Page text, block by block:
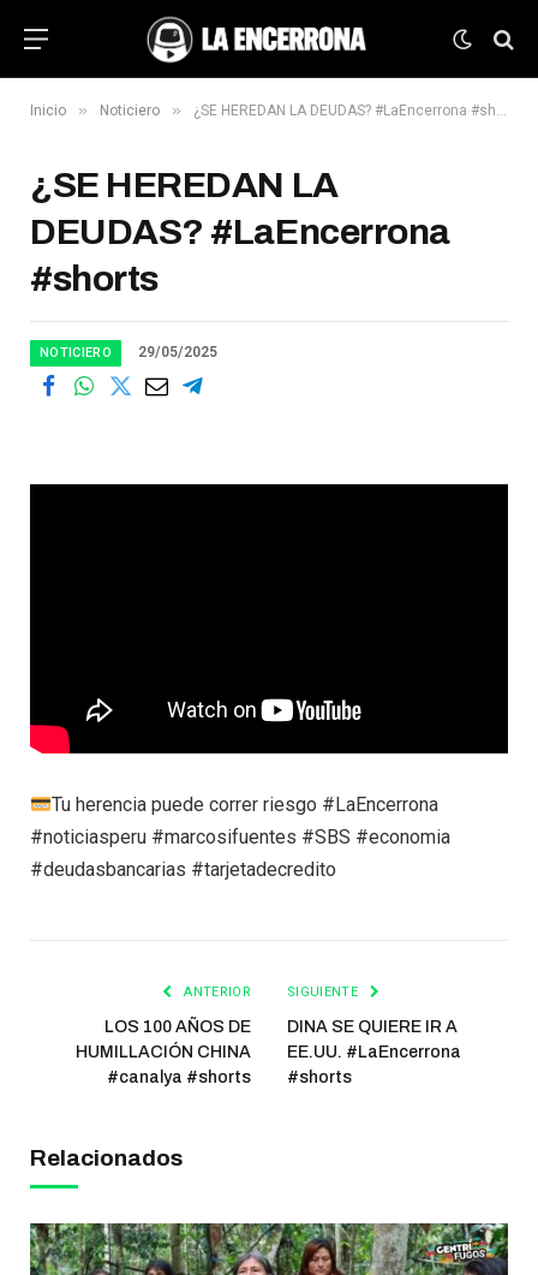
Inicio » Noticiero » ¿SE HEREDAN LA DEUDAS? #LaEncerrona #shorts
¿SE HEREDAN LA
DEUDAS? #LaEncerrona
#shorts
NOTICIERO 29/05/2025
Tu herencia puede correr riesgo #LaEncerrona
#noticiasperu #marcosifuentes #SBS #economia
#deudasbancarias #tarjetadecredito
ANTERIOR
LOS 100 AÑOS DE
HUMILLACIÓN CHINA
#canalya #shorts
SIGUIENTE
DINA SE QUIERE IR A
EE.UU. #LaEncerrona
#shorts
Relacionados